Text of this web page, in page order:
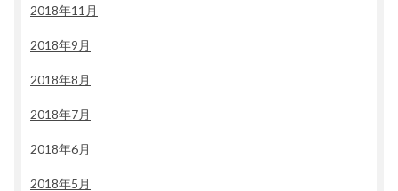
2018年11月
2018年9月
2018年8月
2018年7月
2018年6月
2018年5月